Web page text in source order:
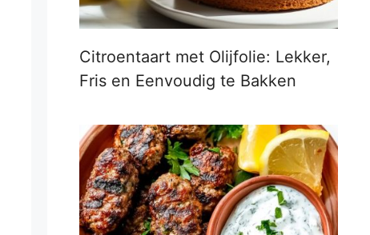
Citroentaart met Olijfolie: Lekker,
Fris en Eenvoudig te Bakken